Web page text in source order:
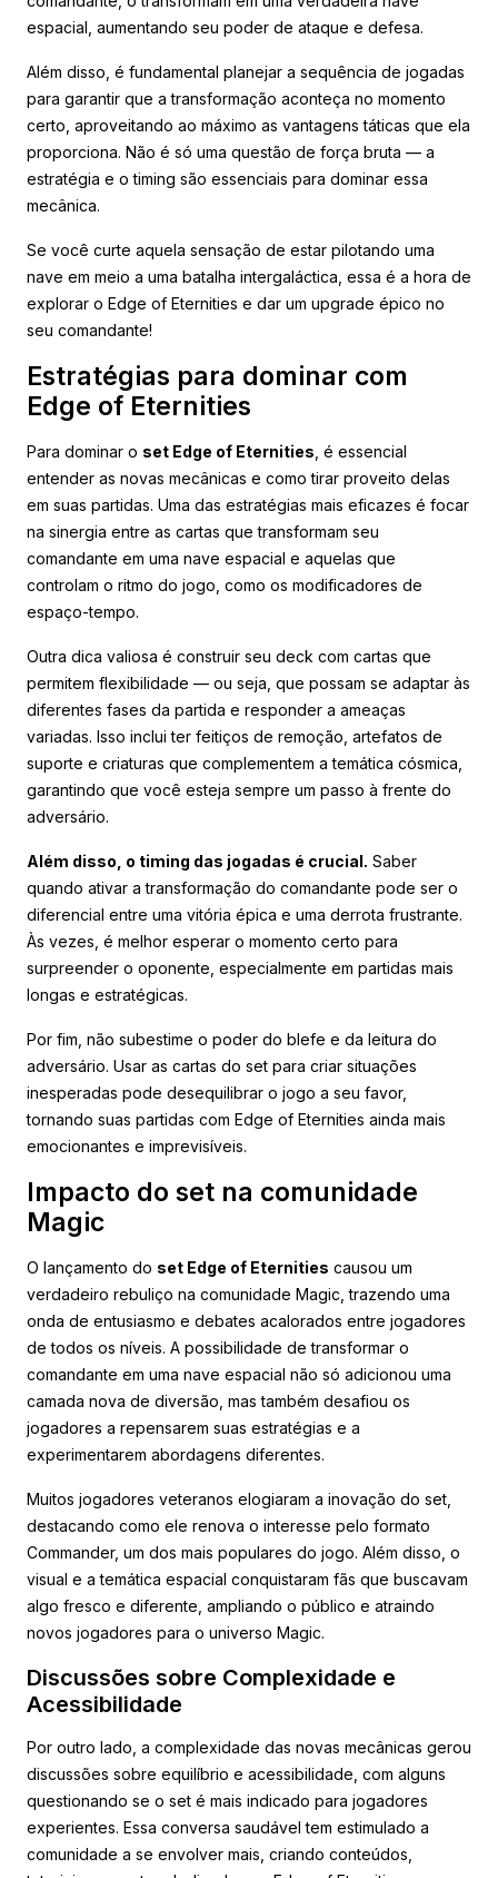
espacial, aumentando seu poder de ataque e defesa.
Além disso, é fundamental planejar a sequência de jogadas
para garantir que a transformação aconteça no momento
certo, aproveitando ao máximo as vantagens táticas que ela
proporciona. Não é só uma questão de força bruta — a
estratégia e o timing são essenciais para dominar essa
mecânica.
Se você curte aquela sensação de estar pilotando uma
nave em meio a uma batalha intergaláctica, essa é a hora de
explorar o Edge of Eternities e dar um upgrade épico no
seu comandante!
Estratégias para dominar com
Edge of Eternities
Para dominar o set Edge of Eternities , é essencial
entender as novas mecânicas e como tirar proveito delas
em suas partidas. Uma das estratégias mais eficazes é focar
na sinergia entre as cartas que transformam seu
comandante em uma nave espacial e aquelas que
controlam o ritmo do jogo, como os modificadores de
espaço-tempo.
Outra dica valiosa é construir seu deck com cartas que
permitem flexibilidade — ou seja, que possam se adaptar às
diferentes fases da partida e responder a ameaças
variadas. Isso inclui ter feitiços de remoção, artefatos de
suporte e criaturas que complementem a temática cósmica,
garantindo que você esteja sempre um passo à frente do
adversário.
Além disso, o timing das jogadas é crucial. Saber
quando ativar a transformação do comandante pode ser o
diferencial entre uma vitória épica e uma derrota frustrante.
Às vezes, é melhor esperar o momento certo para
surpreender o oponente, especialmente em partidas mais
longas e estratégicas.
Por fim, não subestime o poder do blefe e da leitura do
adversário. Usar as cartas do set para criar situações
inesperadas pode desequilibrar o jogo a seu favor,
tornando suas partidas com Edge of Eternities ainda mais
emocionantes e imprevisíveis.
Impacto do set na comunidade
Magic
O lançamento do set Edge of Eternities causou um
verdadeiro rebuliço na comunidade Magic, trazendo uma
onda de entusiasmo e debates acalorados entre jogadores
de todos os níveis. A possibilidade de transformar o
comandante em uma nave espacial não só adicionou uma
camada nova de diversão, mas também desafiou os
jogadores a repensarem suas estratégias e a
experimentarem abordagens diferentes.
Muitos jogadores veteranos elogiaram a inovação do set,
destacando como ele renova o interesse pelo formato
Commander, um dos mais populares do jogo. Além disso, o
visual e a temática espacial conquistaram fãs que buscavam
algo fresco e diferente, ampliando o público e atraindo
novos jogadores para o universo Magic.
Discussões sobre Complexidade e
Acessibilidade
Por outro lado, a complexidade das novas mecânicas gerou
discussões sobre equilíbrio e acessibilidade, com alguns
questionando se o set é mais indicado para jogadores
experientes. Essa conversa saudável tem estimulado a
comunidade a se envolver mais, criando conteúdos,